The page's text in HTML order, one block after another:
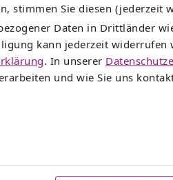
stimmen Sie diesen
Daten in Drittländer
kann jederzeit
. In unserer
und wie Sie uns
Kombi-